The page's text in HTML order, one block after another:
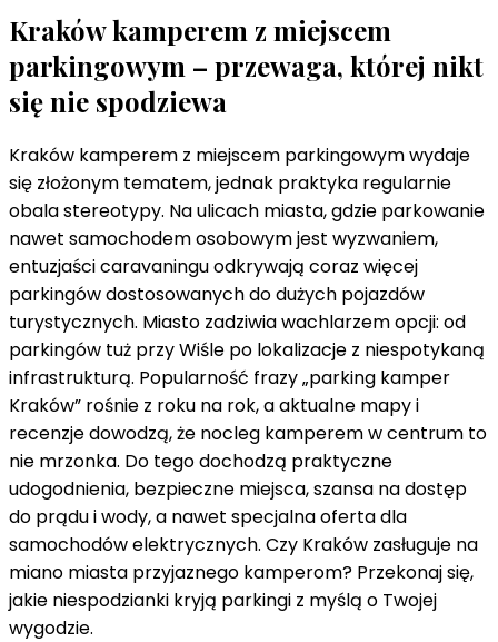
Kraków
kamperem
z
miejscem
parkingowym
–
zaskocz
się
wygodą
w
centrum
Kraków kamperem z miejscem
parkingowym – przewaga, której nikt
się nie spodziewa
Kraków kamperem z miejscem parkingowym wydaje
się złożonym tematem, jednak praktyka regularnie
obala stereotypy. Na ulicach miasta, gdzie parkowanie
nawet samochodem osobowym jest wyzwaniem,
entuzjaści caravaningu odkrywają coraz więcej
parkingów dostosowanych do dużych pojazdów
turystycznych. Miasto zadziwia wachlarzem opcji: od
parkingów tuż przy Wiśle po lokalizacje z niespotykaną
infrastrukturą. Popularność frazy „parking kamper
Kraków” rośnie z roku na rok, a aktualne mapy i
recenzje dowodzą, że nocleg kamperem w centrum to
nie mrzonka. Do tego dochodzą praktyczne
udogodnienia, bezpieczne miejsca, szansa na dostęp
do prądu i wody, a nawet specjalna oferta dla
samochodów elektrycznych. Czy Kraków zasługuje na
miano miasta przyjaznego kamperom? Przekonaj się,
jakie niespodzianki kryją parkingi z myślą o Twojej
wygodzie.